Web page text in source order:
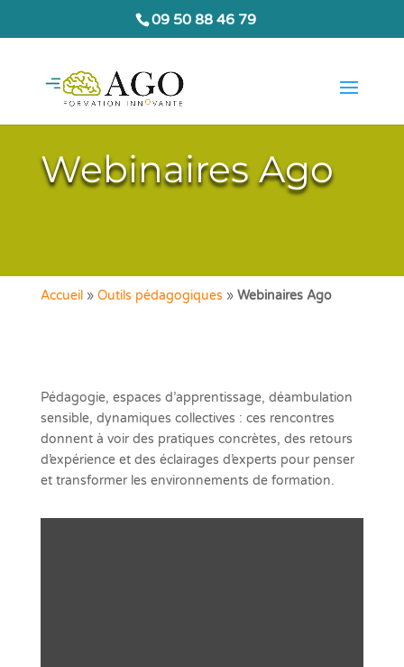
09 50 88 46 79
Webinaires Ago
Accueil» Outils pédagogiques » Webinaires Ago
Pédagogie, espaces d’apprentissage, déambulation
sensible, dynamiques collectives : ces rencontres
donnent à voir des pratiques concrètes, des retours
d’expérience et des éclairages d’experts pour penser
et transformer les environnements de formation.